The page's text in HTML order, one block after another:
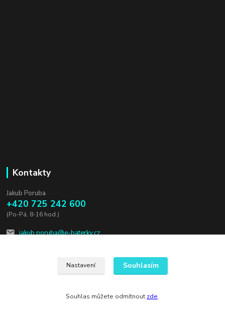
Kontakty
Jakub Poruba
+420 725 242 600
(Po-Pá, 8-16 hod.)
jakub.poruba@e-baterky.cz
Nastavení Souhlasím
Souhlas můžete odmítnout zde.